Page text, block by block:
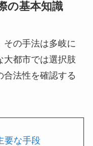
の基本知識
その手法は多岐に
大都市では選択肢
合法性を確認する
要な手段